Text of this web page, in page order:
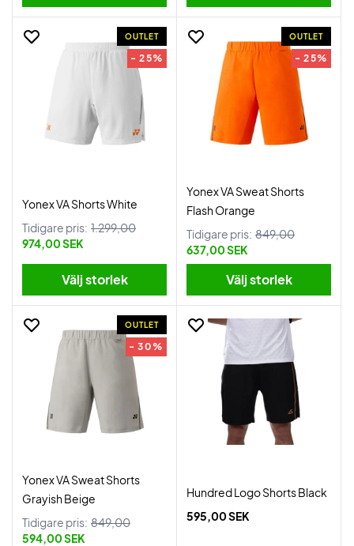
OUTLET
- 25%
Yonex VA Shorts White
Tidigare pris: 1.299,00
974,00 SEK
Välj storlek
OUTLET
- 25%
Yonex VA Sweat Shorts
Flash Orange
Tidigare pris: 849,00
637,00 SEK
Välj storlek
OUTLET
- 30%
Yonex VA Sweat Shorts
Grayish Beige
Tidigare pris: 849,00
594,00 SEK
Hundred Logo Shorts Black
595,00 SEK